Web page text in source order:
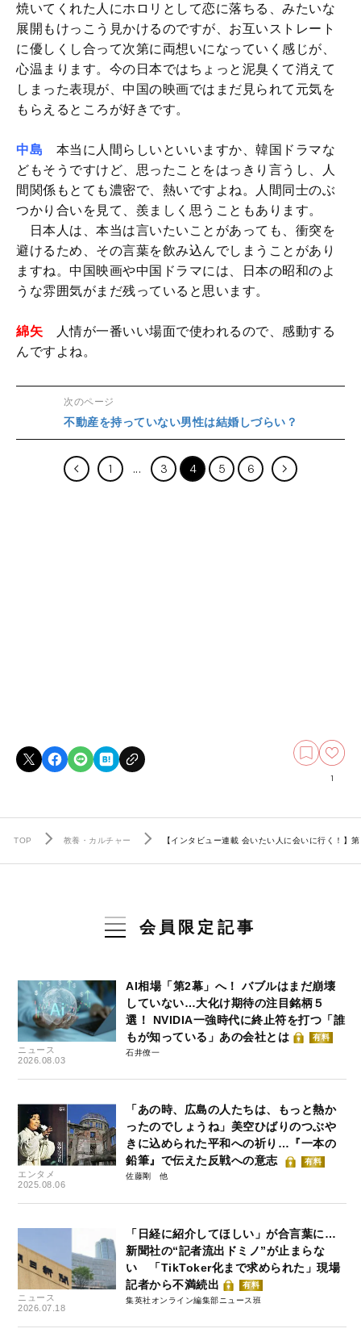
焼いてくれた人にホロリとして恋に落ちる、みたいな
展開もけっこう見かけるのですが、お互いストレート
に優しくし合って次第に両想いになっていく感じが、
心温まります。今の日本ではちょっと泥臭くて消えて
しまった表現が、中国の映画ではまだ見られて元気を
もらえるところが好きです。
中島 本当に人間らしいといいますか、韓国ドラマな
どもそうですけど、思ったことをはっきり言うし、人
間関係もとても濃密で、熱いですよね。人間同士のぶ
つかり合いを見て、羨ましく思うこともあります。
日本人は、本当は言いたいことがあっても、衝突を
避けるため、その言葉を飲み込んでしまうことがあり
ますね。中国映画や中国ドラマには、日本の昭和のよ
うな雰囲気がまだ残っていると思います。
綿矢 人情が一番いい場面で使われるので、感動する
んですよね。
次のページ
不動産を持っていない男性は結婚しづらい？
1 3 4 5 6
1
TOP 教養・カルチャー 【インタビュー連載 会いたい人に会いに行く！】
会員限定記事
ニュース
2026.08.03
AI相場「第2幕」へ！ バブルはまだ崩壊
していない…大化け期待の注目銘柄５
選！ NVIDIA一強時代に終止符を打つ「誰
もが知っている」あの会社とは
有料
石井僚一
エンタメ
2025.08.06
「あの時、広島の人たちは、もっと熱か
ったのでしょうね」美空ひばりのつぶや
きに込められた平和への祈り…『一本の
鉛筆』で伝えた反戦への意志
有料
佐藤剛
ニュース
2026.07.18
「日経に紹介してほしい」が合言葉に…
新聞社の“記者流出ドミノ”が止まらな
い 「TikToker化まで求められた」現場
記者から不満続出
有料
集英社オンライン編集部ニュース班